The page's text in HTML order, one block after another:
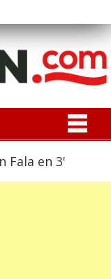
Fala en 3'